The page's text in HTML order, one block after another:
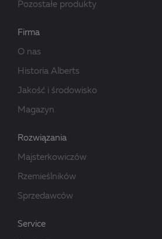
Pozostałe produkty
Firma
O nas
Historia Alberts
Jakość i środowisko
Magazyn
Rozwiązania
Majsterkowiczów
Rzemieślników
Sprzedawców
Service